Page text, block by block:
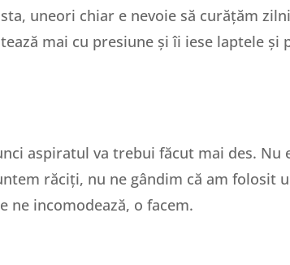
uneori chiar e nevoie să curățăm
mai cu presiune și îi iese laptele și
aspiratul va trebui făcut mai des.
răciți, nu ne gândim că am folosit
ne incomodează, o facem.